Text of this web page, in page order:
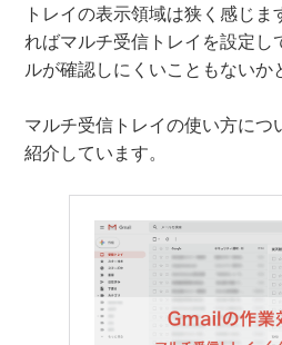
トレイの表示領域は狭く感じ
ればマルチ受信トレイを設定し
ルが確認しにくいこともないか
マルチ受信トレイの使い方につ
紹介しています。